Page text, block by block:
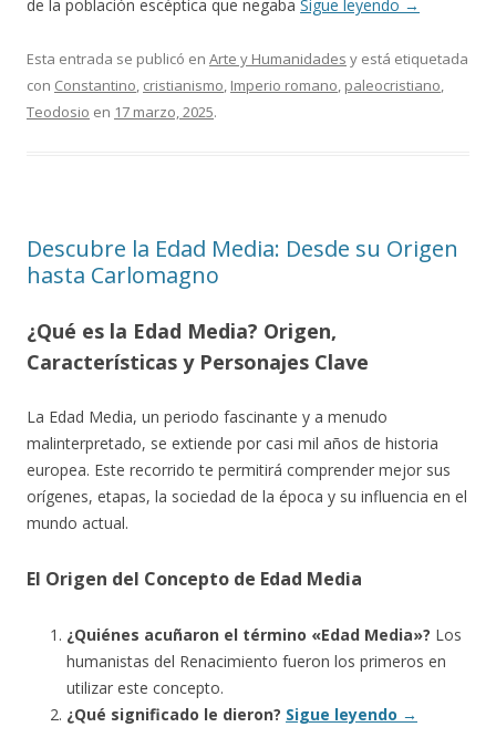
de la población escéptica que negaba Sigue leyendo →
Esta entrada se publicó en Arte y Humanidades y está etiquetada
con Constantino, cristianismo, Imperio romano, paleocristiano,
Teodosio en 17 marzo, 2025.
Descubre la Edad Media: Desde su Origen
hasta Carlomagno
¿Qué es la Edad Media? Origen,
Características y Personajes Clave
La Edad Media, un periodo fascinante y a menudo
malinterpretado, se extiende por casi mil años de historia
europea. Este recorrido te permitirá comprender mejor sus
orígenes, etapas, la sociedad de la época y su influencia en el
mundo actual.
El Origen del Concepto de Edad Media
¿Quiénes acuñaron el término «Edad Media»? Los
humanistas del Renacimiento fueron los primeros en
utilizar este concepto.
¿Qué significado le dieron? Sigue leyendo →